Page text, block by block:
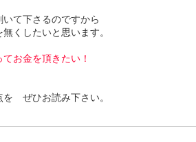
て下さるのですから
くしたいと思います。
お金を頂きたい！
ぜひお読み下さい。